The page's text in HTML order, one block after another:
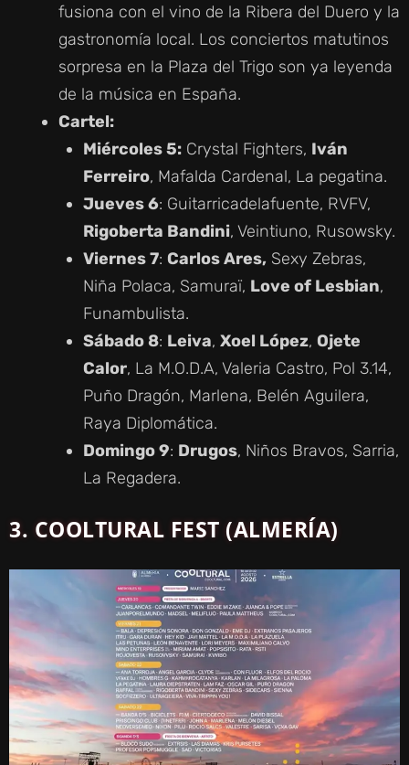
fusiona con el vino de la Ribera del Duero y la
gastronomía local. Los conciertos matutinos
sorpresa en la Plaza del Trigo son ya leyenda
de la música en España.
Cartel:
Miércoles 5: Crystal Fighters, Iván
Ferreiro, Mafalda Cardenal, La pegatina.
Jueves 6: Guitarricadelafuente, RVFV,
Rigoberta Bandini, Veintiuno, Rusowsky.
Viernes 7: Carlos Ares, Sexy Zebras,
Niña Polaca, Samuraï, Love of Lesbian,
Funambulista.
Sábado 8: Leiva, Xoel López, Ojete
Calor, La M.O.D.A, Valeria Castro, Pol 3.14,
Puño Dragón, Marlena, Belén Aguilera,
Raya Diplomática.
Domingo 9: Drugos, Niños Bravos, Sarria,
La Regadera.
3. COOLTURAL FEST (ALMERÍA)